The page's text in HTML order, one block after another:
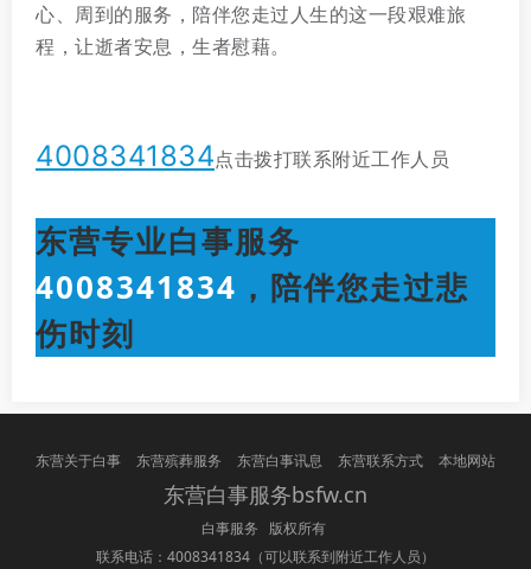
心、周到的服务，陪伴您走过人生的这一段艰难旅
程，让逝者安息，生者慰藉。
4008341834点击拨打联系附近工作人员
东营专业白事服务
4008341834 ，陪伴您走过悲
伤时刻
东营关于白事 东营殡葬服务 东营白事讯息 东营联系方式 本地网站
东营白事服务bsfw.cn
白事服务 版权所有
联系电话：4008341834 （可以联系到附近工作人员）